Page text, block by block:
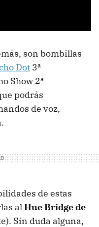
son bombillas
Dot 3ª
Show 2ª
podrás
de voz,
de estas
alHue Bridge de
Sin duda alguna,